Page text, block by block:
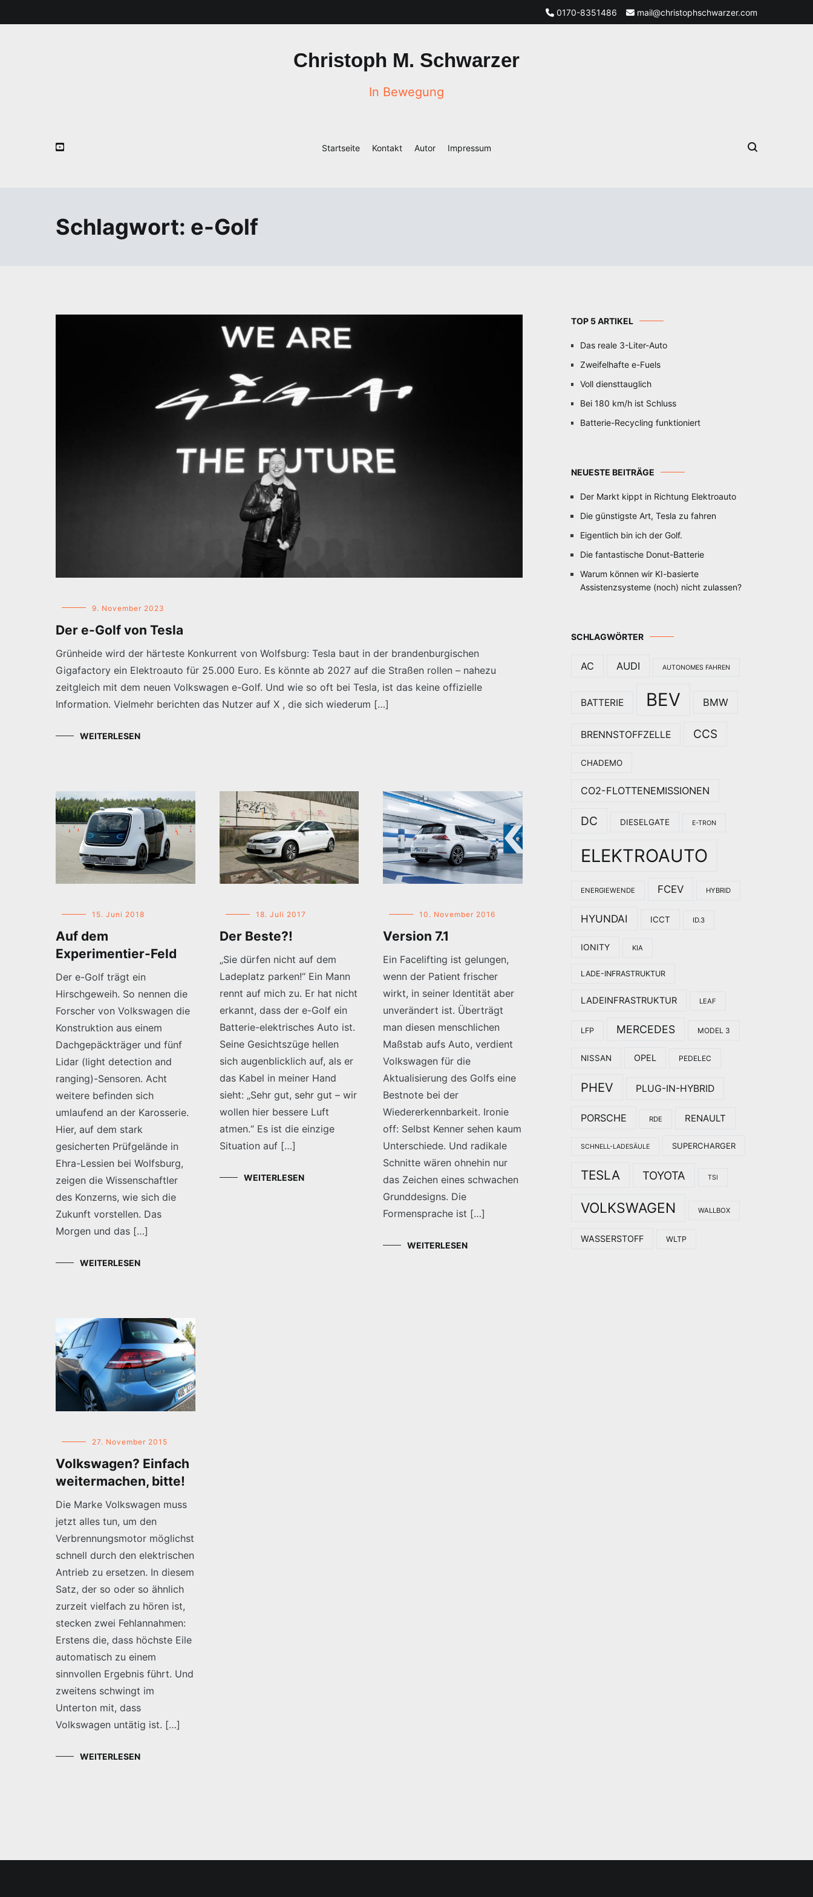
0170-8351486 mail@christophschwarzer.com
Christoph M. Schwarzer
In Bewegung
Startseite Kontakt Autor Impressum
Schlagwort: e-Golf
9. November 2023
Der e-Golf von Tesla
Grünheide wird der härteste Konkurrent von Wolfsburg: Tesla baut in der brandenburgischen
Gigafactory ein Elektroauto für 25.000 Euro. Es könnte ab 2027 auf die Straßen rollen – nahezu
zeitgleich mit dem neuen Volkswagen e-Golf. Und wie so oft bei Tesla, ist das keine offizielle
Information. Vielmehr berichten das Nutzer auf X , die sich wiederum […]
WEITERLESEN
15. Juni 2018
Auf dem
Experimentier-Feld
Der e-Golf trägt ein
Hirschgeweih. So nennen die
Forscher von Volkswagen die
Konstruktion aus einem
Dachgepäckträger und fünf
Lidar (light detection and
ranging)-Sensoren. Acht
weitere befinden sich
umlaufend an der Karosserie.
Hier, auf dem stark
gesicherten Prüfgelände in
Ehra-Lessien bei Wolfsburg,
zeigen die Wissenschaftler
des Konzerns, wie sich die
Zukunft vorstellen. Das
Morgen und das […]
WEITERLESEN
18. Juli 2017
Der Beste?!
„Sie dürfen nicht auf dem
Ladeplatz parken!“ Ein Mann
rennt auf mich zu. Er hat nicht
erkannt, dass der e-Golf ein
Batterie-elektrisches Auto ist.
Seine Gesichtszüge hellen
sich augenblicklich auf, als er
das Kabel in meiner Hand
sieht: „Sehr gut, sehr gut – wir
wollen hier bessere Luft
atmen.“ Es ist die einzige
Situation auf […]
WEITERLESEN
10. November 2016
Version 7.1
Ein Facelifting ist gelungen,
wenn der Patient frischer
wirkt, in seiner Identität aber
unverändert ist. Überträgt
man diesen menschlichen
Maßstab aufs Auto, verdient
Volkswagen für die
Aktualisierung des Golfs eine
Bestnote bei der
Wiedererkennbarkeit. Ironie
off: Selbst Kenner sehen kaum
Unterschiede. Und radikale
Schnitte wären ohnehin nur
das Zeichen eines schwachen
Grunddesigns. Die
Formensprache ist […]
WEITERLESEN
27. November 2015
Volkswagen? Einfach
weitermachen, bitte!
Die Marke Volkswagen muss
jetzt alles tun, um den
Verbrennungsmotor möglichst
schnell durch den elektrischen
Antrieb zu ersetzen. In diesem
Satz, der so oder so ähnlich
zurzeit vielfach zu hören ist,
stecken zwei Fehlannahmen:
Erstens die, dass höchste Eile
automatisch zu einem
sinnvollen Ergebnis führt. Und
zweitens schwingt im
Unterton mit, dass
Volkswagen untätig ist. […]
WEITERLESEN
TOP 5 ARTIKEL
Das reale 3-Liter-Auto
Zweifelhafte e-Fuels
Voll diensttauglich
Bei 180 km/h ist Schluss
Batterie-Recycling funktioniert
NEUESTE BEITRÄGE
Der Markt kippt in Richtung Elektroauto
Die günstigste Art, Tesla zu fahren
Eigentlich bin ich der Golf.
Die fantastische Donut-Batterie
Warum können wir KI-basierte
Assistenzsysteme (noch) nicht zulassen?
SCHLAGWÖRTER
AC AUDI AUTONOMES FAHREN
BATTERIE BEV BMW
BRENNSTOFFZELLE CCS
CHADEMO
CO2-FLOTTENEMISSIONEN
DC DIESELGATE E-TRON
ELEKTROAUTO
ENERGIEWENDE FCEV HYBRID
HYUNDAI ICCT ID.3
IONITY KIA
LADE-INFRASTRUKTUR
LADEINFRASTRUKTUR LEAF
LFP MERCEDES MODEL 3
NISSAN OPEL PEDELEC
PHEV PLUG-IN-HYBRID
PORSCHE RDE RENAULT
SCHNELL-LADESÄULE SUPERCHARGER
TESLA TOYOTA TSI
VOLKSWAGEN WALLBOX
WASSERSTOFF WLTP